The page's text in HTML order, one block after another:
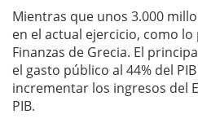
Mientras que unos 3.000
en el actual ejercicio, como
Finanzas de Grecia. El
el gasto público al 44% del
incrementar los ingresos del
PIB.